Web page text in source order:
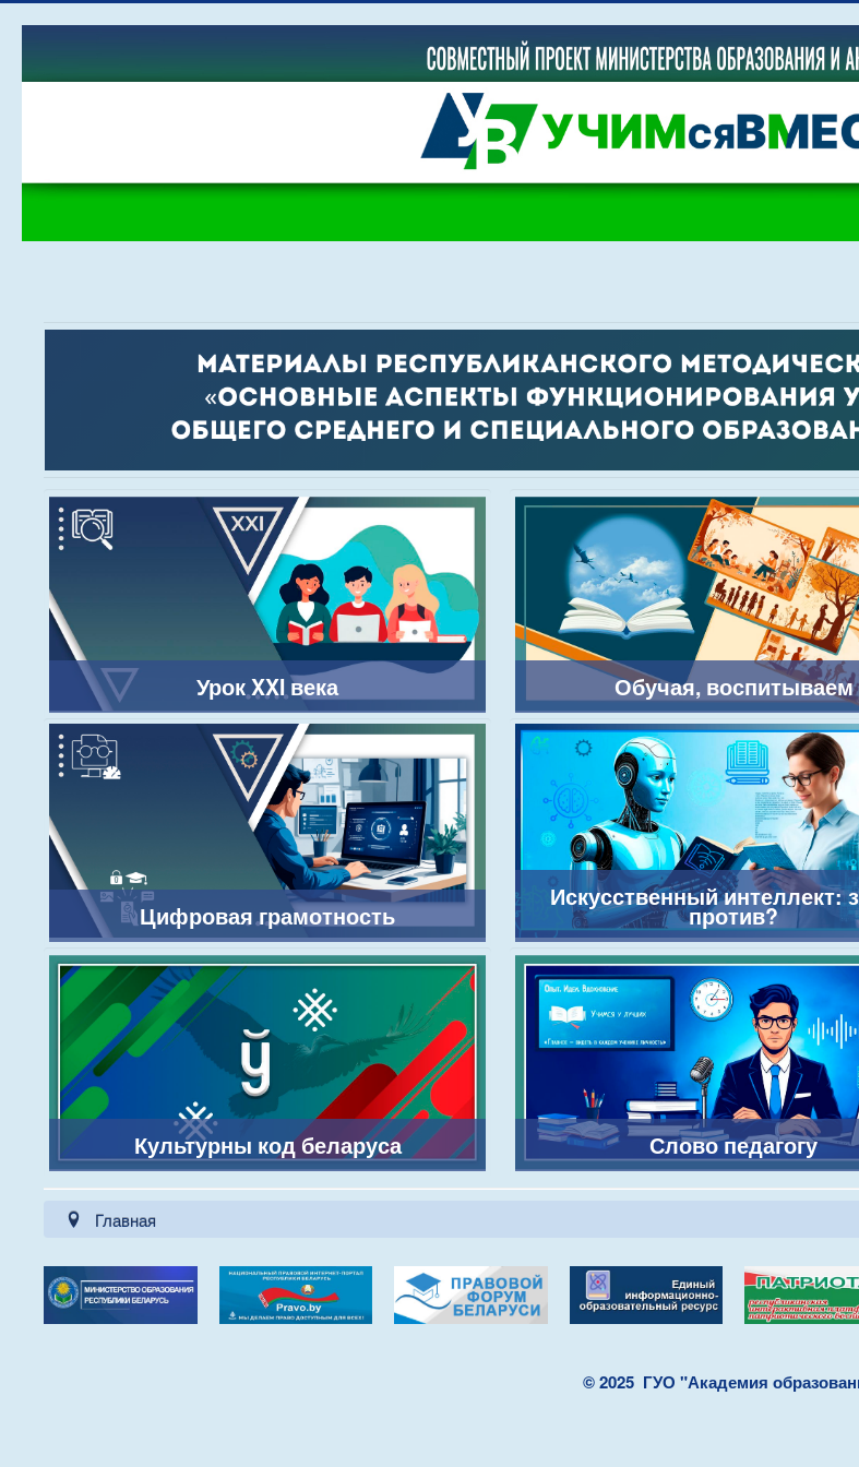
Урок XXI века
Цифровая грамотность
Культурны код беларуса
Обучая, воспитываем
Искусственный интеллект:
против?
Слово педагогу
Главная
© 2025 ГУО "Академия